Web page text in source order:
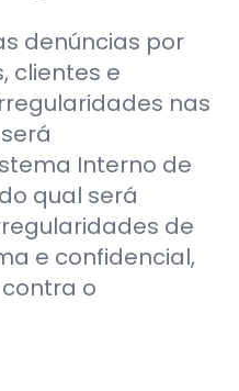
denúncias por
clientes e
nas
Interno de
qual será
de
e confidencial,
o